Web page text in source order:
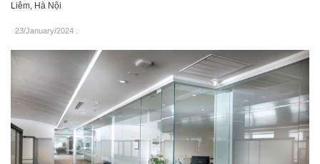
Liêm, Hà Nội
23/January/2024